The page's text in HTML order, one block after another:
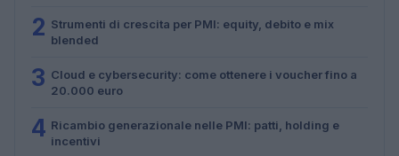
2 Strumenti di crescita per PMI: equity, debito e mix
blended
3 Cloud e cybersecurity: come ottenere i voucher fino a
20.000 euro
4 Ricambio generazionale nelle PMI: patti, holding e
incentivi